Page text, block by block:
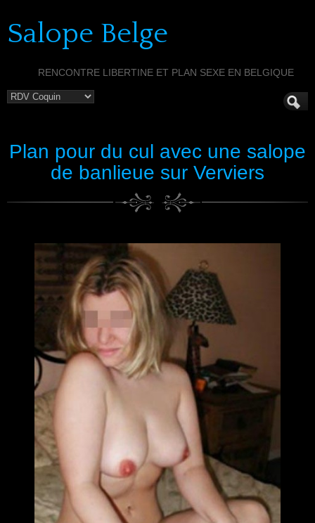
Salope Belge
RENCONTRE LIBERTINE ET PLAN SEXE EN BELGIQUE
Plan pour du cul avec une salope
de banlieue sur Verviers